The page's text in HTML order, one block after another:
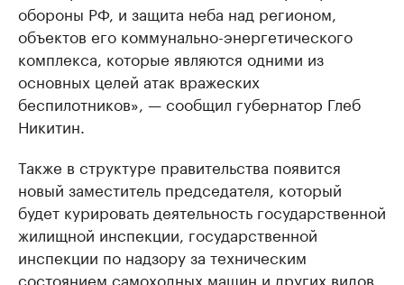
обороны РФ, и защита неба над регионом,
объектов его коммунально-энергетического
комплекса, которые являются одними из
основных целей атак вражеских
беспилотников», — сообщил губернатор Глеб
Никитин.
Также в структуре правительства появится
новый заместитель председателя, который
будет курировать деятельность государственной
жилищной инспекции, государственной
инспекции по надзору за техническим
состоянием самоходных машин и других видов